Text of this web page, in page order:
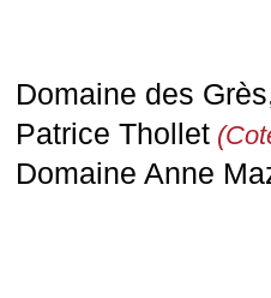
Domaine des
Patrice Thollet
Domaine Anne